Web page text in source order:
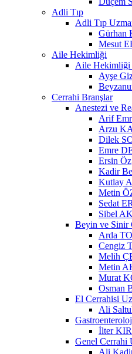
Adli Tıp
Adli Tıp
Gürhan
Mesut
Aile Hekimliği
Aile Hekimliği
Ayşe
Cerrahi Branşlar
Anestezi ve
Arif
Arzu
Dilek
Emre
Ersin
Kadir
Kutlay
Metin
Sedat
Sibel
Beyin ve Sinir
Arda
Cengiz
Melih
Metin
Murat
Osman
El Cerrahisi
Ali
İlter
Genel Cerrahi
Ali